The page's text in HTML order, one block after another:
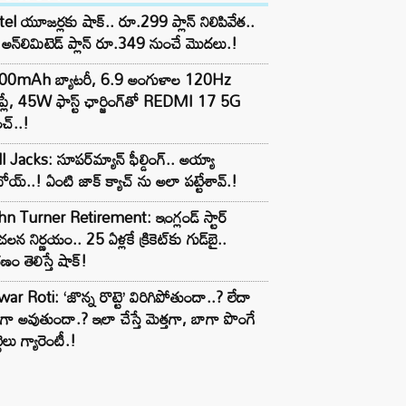
యూజర్లకు షాక్.. రూ.299 ప్లాన్ నిలిపివేత..
ప్లాన్ రూ.349 నుంచే మొదలు.!
బ్యాటరీ, 6.9 అంగుళాల 120Hz
45W ఫాస్ట్ ఛార్జింగ్‌తో REDMI 17 5G
Jacks: సూపర్‌మ్యాన్ ఫీల్డింగ్.. అయ్యా
ఏంటి జాక్ క్యాచ్ ను అలా పట్టేశావ్.!
Turner Retirement: ఇంగ్లండ్ స్టార్
నిర్ణయం.. 25 ఏళ్లకే క్రికెట్‌కు గుడ్‌బై..
తెలిస్తే షాక్!
Roti: ‘జొన్న రొట్టె’ విరిగిపోతుందా..? లేదా
అవుతుందా.? ఇలా చేస్తే మెత్తగా, బాగా పొంగే
గ్యారెంటీ.!